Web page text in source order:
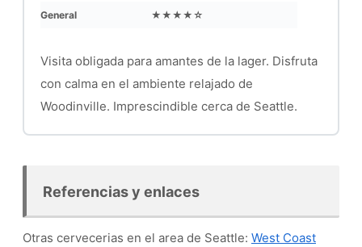
General ★★★★☆
Visita obligada para amantes de la lager. Disfruta
con calma en el ambiente relajado de
Woodinville. Imprescindible cerca de Seattle.
Referencias y enlaces
Otras cervecerias en el area de Seattle: West Coast